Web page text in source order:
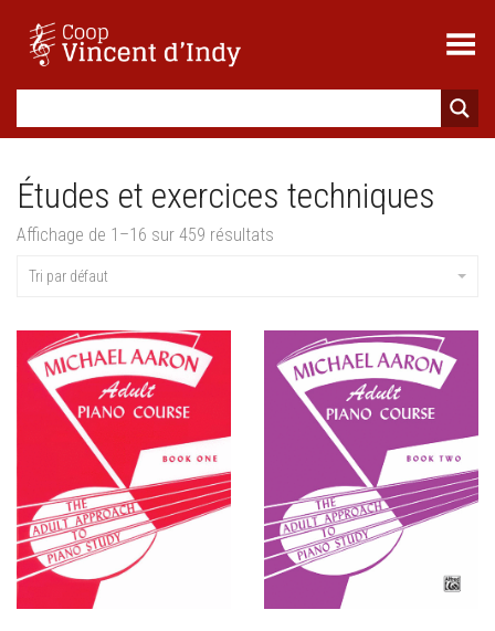
Toggle Menu
Études et exercices techniques
Affichage de 1–16 sur 459 résultats
Tri par défaut